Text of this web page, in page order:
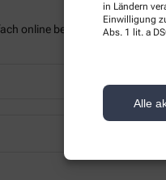
in Ländern
Einwilligung
Abs. 1 lit. a
Alle
online beantragen und